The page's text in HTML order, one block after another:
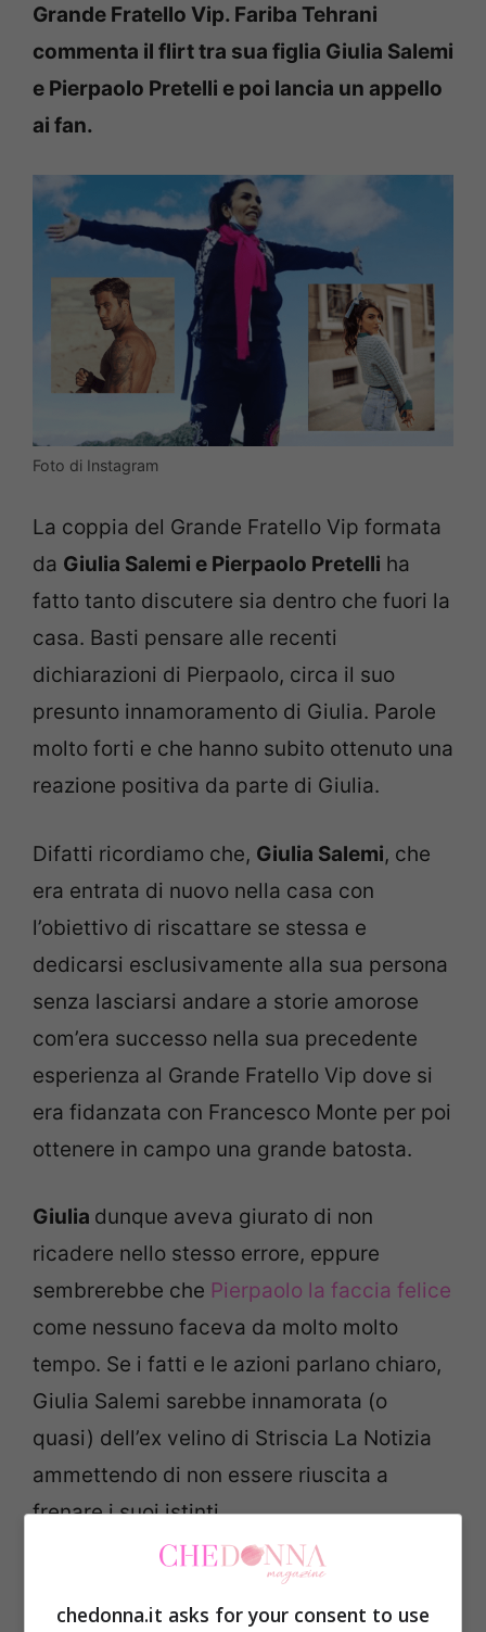
Grande Fratello Vip. Fariba Tehrani
commenta il flirt tra sua figlia Giulia Salemi
e Pierpaolo Pretelli e poi lancia un appello
ai fan.
Foto di Instagram
La coppia del Grande Fratello Vip formata
da Giulia Salemi e Pierpaolo Pretelli ha
fatto tanto discutere sia dentro che fuori la
casa. Basti pensare alle recenti
dichiarazioni di Pierpaolo, circa il suo
presunto innamoramento di Giulia. Parole
molto forti e che hanno subito ottenuto una
reazione positiva da parte di Giulia.
Difatti ricordiamo che, Giulia Salemi, che
era entrata di nuovo nella casa con
l’obiettivo di riscattare se stessa e
dedicarsi esclusivamente alla sua persona
senza lasciarsi andare a storie amorose
com’era successo nella sua precedente
esperienza al Grande Fratello Vip dove si
era fidanzata con Francesco Monte per poi
ottenere in campo una grande batosta.
Giulia dunque aveva giurato di non
ricadere nello stesso errore, eppure
sembrerebbe che Pierpaolo la faccia felice
come nessuno faceva da molto molto
tempo. Se i fatti e le azioni parlano chiaro,
Giulia Salemi sarebbe innamorata (o
quasi) dell’ex velino di Striscia La Notizia
ammettendo di non essere riuscita a
frenare i suoi istinti.
Per questa seconda esperienza nella casa
più spiata d’Italia, Giulia aveva chiesto
chedonna.it asks for your consent to use